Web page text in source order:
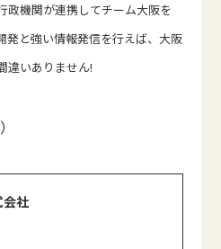
政機関が連携してチーム大阪を
発と強い情報発信を行えば、大阪
違いありません!
社